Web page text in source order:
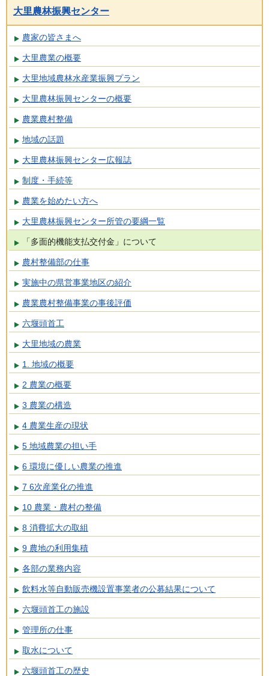
大里農林振興センター
農家の皆さまへ
大里農業の概要
大里地域農林水産業振興プラン
大里農林振興センターの概要
農業農村整備
地域の話題
大里農林振興センター広報誌
制度・手続等
農業を始めたい方へ
大里農林振興センター所管の要綱一覧
「多面的機能支払交付金」について
農村整備部の仕事
実施中の県営事業地区の紹介
農業農村整備事業の事後評価
六堰頭首工
大里地域の農業
1. 地域の概要
2 農業の概要
3 農業の構造
4 農業生産の現状
5 地域農業の担い手
6 環境に優しい農業の推進
7 6次産業化の推進
10 農業・農村の整備
8 消費拡大の取組
9 農地の利用集積
各部の業務内容
飲料水等自動販売機設置事業者の公募結果について
六堰頭首工の施設
管理所の仕事
取水について
六堰頭首工の歴史